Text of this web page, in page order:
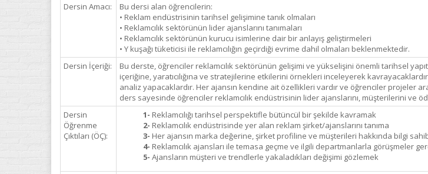
Dersin Amacı:
Bu dersi alan öğrencilerin:
• Reklam endüstrisinin tarihsel gelişimine tanık olmaları
• Reklamcılık sektörünün lider ajanslarını tanımaları
• Reklamcılık sektörünün kurucu isimlerine dair bir anlayış geliştirmeleri
• Y kuşağı tüketicisi ile reklamcılığın geçirdiği evrime dahil olmaları beklenmektedir.
Dersin İçeriği:
Bu derste, öğrenciler reklamcılık sektörünün gelişimi ve yükselişini önemli tarihsel
içeriğine, yaratıcılığına ve stratejilerine etkilerini örnekleri inceleyerek
analiz yapacaklardır. Her ajansın kendine ait özellikleri vardır ve öğrenciler projeler
ders sayesinde öğrenciler reklamcılık endüstrisinin lider ajanslarını, müşterilerini ve
Dersin
Öğrenme
Çıktıları (ÖÇ):
1- Reklamcılığı tarihsel perspektifle bütüncül bir şekilde kavramak
2- Reklamcılık endüstrisinde yer alan reklam şirket/ajanslarını tanıma
3- Her ajansın marka değerine, şirket profiline ve müşterileri hakkında bilgi
4- Reklamcılık ajansları ile temasa geçme ve ilgili departmanlarla görüşmeler
5- Ajansların müşteri ve trendlerle yakaladıkları değişimi gözlemek